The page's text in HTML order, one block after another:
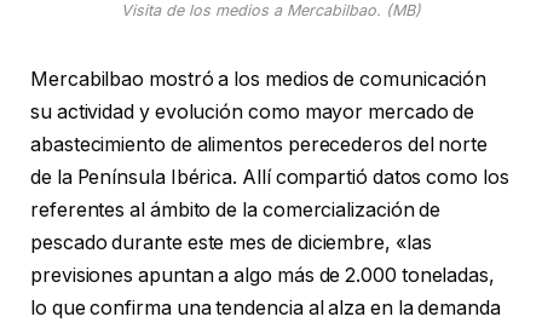
Visita de los medios a Mercabilbao. (MB)
Mercabilbao mostró a los medios de comunicación
su actividad y evolución como mayor mercado de
abastecimiento de alimentos perecederos del norte
de la Península Ibérica. Allí compartió datos como los
referentes al ámbito de la comercialización de
pescado durante este mes de diciembre, «las
previsiones apuntan a algo más de 2.000 toneladas,
lo que confirma una tendencia al alza en la demanda